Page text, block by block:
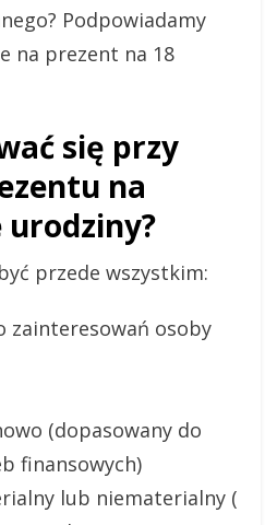
Podpowiadamy
na prezent na 18
się przy
na
przede wszystkim:
zainteresowań osoby
(dopasowany do
finansowych)
lub niematerialny (